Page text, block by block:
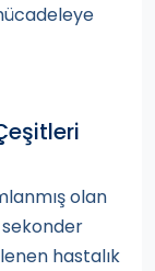
olan
hastalık